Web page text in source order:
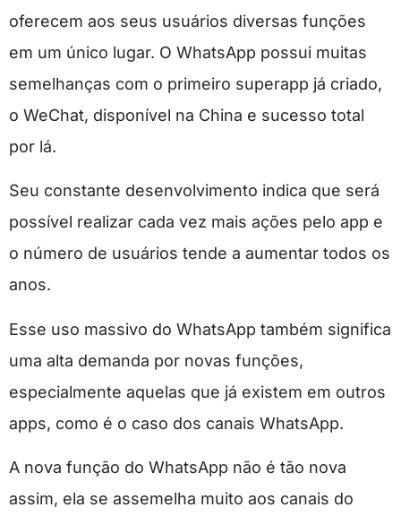
oferecem aos seus usuários diversas funções
em um único lugar. O WhatsApp possui muitas
semelhanças com o primeiro superapp já criado,
o WeChat, disponível na China e sucesso total
por lá.
Seu constante desenvolvimento indica que será
possível realizar cada vez mais ações pelo app e
o número de usuários tende a aumentar todos os
anos.
Esse uso massivo do WhatsApp também significa
uma alta demanda por novas funções,
especialmente aquelas que já existem em outros
apps, como é o caso dos canais WhatsApp.
A nova função do WhatsApp não é tão nova
assim, ela se assemelha muito aos canais do